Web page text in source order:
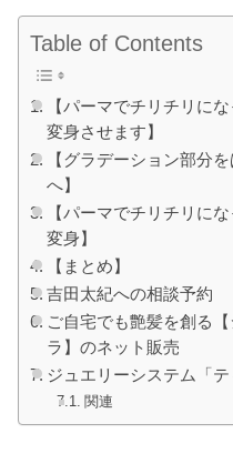
Table of Contents
【パーマでチリチリに
変身させます】
【グラデーション部分
へ】
【パーマでチリチリに
変身】
【まとめ】
吉田太紀への相談予約
ご自宅でも艶髪を創る
ラ】のネット販売
ジュエリーシステム「
関連